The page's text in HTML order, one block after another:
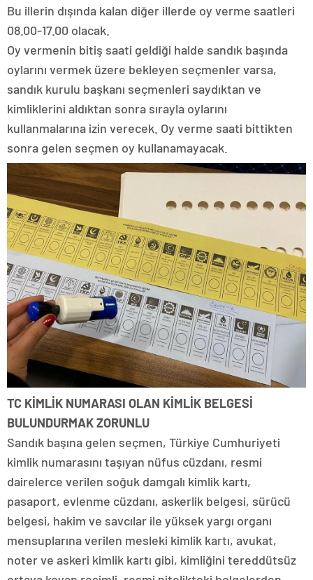
Bu illerin dışında kalan diğer illerde oy verme saatleri
08.00-17.00 olacak.
Oy vermenin bitiş saati geldiği halde sandık başında
oylarını vermek üzere bekleyen seçmenler varsa,
sandık kurulu başkanı seçmenleri saydıktan ve
kimliklerini aldıktan sonra sırayla oylarını
kullanmalarına izin verecek. Oy verme saati bittikten
sonra gelen seçmen oy kullanamayacak.
TC KİMLİK NUMARASI OLAN KİMLİK BELGESİ
BULUNDURMAK ZORUNLU
Sandık başına gelen seçmen, Türkiye Cumhuriyeti
kimlik numarasını taşıyan nüfus cüzdanı, resmi
dairelerce verilen soğuk damgalı kimlik kartı,
pasaport, evlenme cüzdanı, askerlik belgesi, sürücü
belgesi, hakim ve savcılar ile yüksek yargı organı
mensuplarına verilen mesleki kimlik kartı, avukat,
noter ve askeri kimlik kartı gibi, kimliğini tereddütsüz